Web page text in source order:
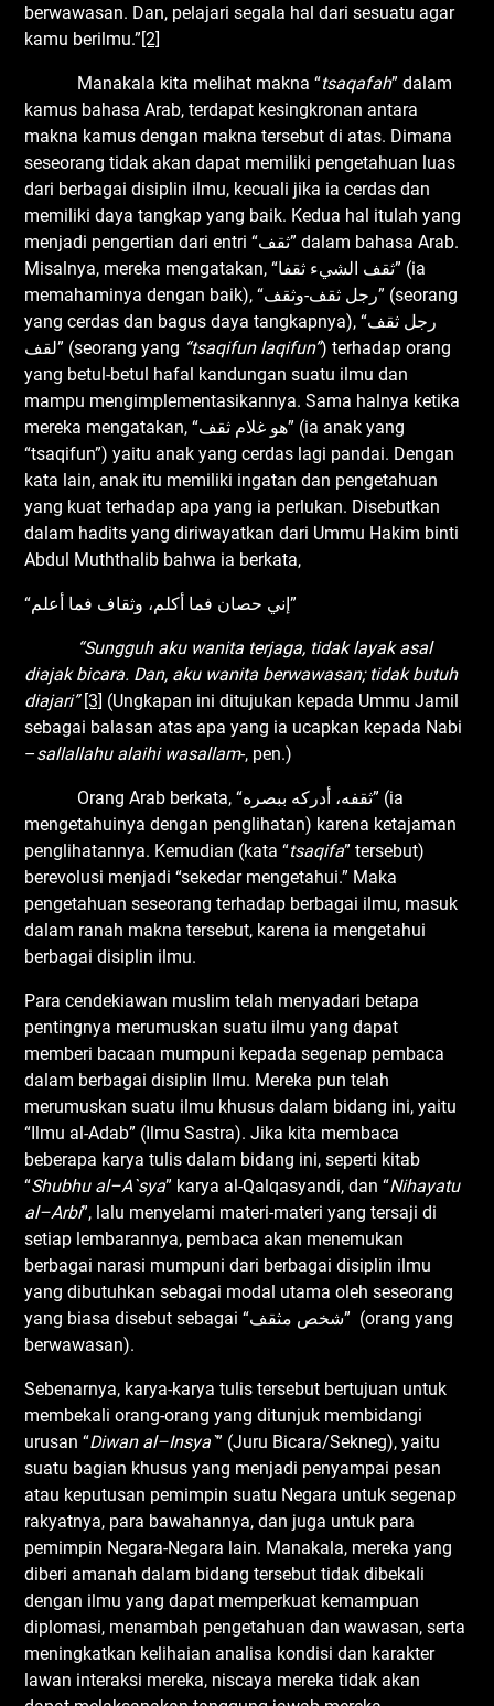
berwawasan. Dan, pelajari segala hal dari sesuatu agar
kamu berilmu.”[2]
Manakala kita melihat makna “tsaqafah” dalam
kamus bahasa Arab, terdapat kesingkronan antara
makna kamus dengan makna tersebut di atas. Dimana
seseorang tidak akan dapat memiliki pengetahuan luas
dari berbagai disiplin ilmu, kecuali jika ia cerdas dan
memiliki daya tangkap yang baik. Kedua hal itulah yang
menjadi pengertian dari entri “ثقف” dalam bahasa Arab.
Misalnya, mereka mengatakan, “ثقف الشيء ثقفا” (ia
memahaminya dengan baik), “رجل ثقف-وثقف” (seorang
yang cerdas dan bagus daya tangkapnya), “رجل ثقف
لقف” (seorang yang “tsaqifun laqifun”) terhadap orang
yang betul-betul hafal kandungan suatu ilmu dan
mampu mengimplementasikannya. Sama halnya ketika
mereka mengatakan, “هو غلام ثقف” (ia anak yang
“tsaqifun”) yaitu anak yang cerdas lagi pandai. Dengan
kata lain, anak itu memiliki ingatan dan pengetahuan
yang kuat terhadap apa yang ia perlukan. Disebutkan
dalam hadits yang diriwayatkan dari Ummu Hakim binti
Abdul Muththalib bahwa ia berkata,
“إني حصان فما أكلم، وثقاف فما أعلم”
“Sungguh aku wanita terjaga, tidak layak asal
diajak bicara. Dan, aku wanita berwawasan;tidak butuh
diajari” [3] (Ungkapan ini ditujukan kepada Ummu Jamil
sebagai balasan atas apa yang ia ucapkan kepada Nabi
–sallallahu alaihi wasallam-, pen.)
Orang Arab berkata, “ثقفه، أدركه ببصره” (ia
mengetahuinya dengan penglihatan) karena ketajaman
penglihatannya. Kemudian (kata “tsaqifa” tersebut)
berevolusi menjadi “sekedar mengetahui.” Maka
pengetahuan seseorang terhadap berbagai ilmu, masuk
dalam ranah makna tersebut, karena ia mengetahui
berbagai disiplin ilmu.
Para cendekiawan muslim telah menyadari betapa
pentingnya merumuskan suatu ilmu yang dapat
memberi bacaan mumpuni kepada segenap pembaca
dalam berbagai disiplin Ilmu. Mereka pun telah
merumuskan suatu ilmu khusus dalam bidang ini, yaitu
“Ilmu al-Adab” (Ilmu Sastra). Jika kita membaca
beberapa karya tulis dalam bidang ini, seperti kitab
“Shubhu al–A`sya” karya al-Qalqasyandi, dan “Nihayatu
al–Arbi”, lalu menyelami materi-materi yang tersaji di
setiap lembarannya, pembaca akan menemukan
berbagai narasi mumpuni dari berbagai disiplin ilmu
yang dibutuhkan sebagai modal utama oleh seseorang
yang biasa disebut sebagai “شخص مثقف” (orang yang
berwawasan).
Sebenarnya, karya-karya tulis tersebut bertujuan untuk
membekali orang-orang yang ditunjuk membidangi
urusan “Diwan al–Insya`” (Juru Bicara/Sekneg), yaitu
suatu bagian khusus yang menjadi penyampai pesan
atau keputusan pemimpin suatu Negara untuk segenap
rakyatnya, para bawahannya, dan juga untuk para
pemimpin Negara-Negara lain. Manakala, mereka yang
diberi amanah dalam bidang tersebut tidak dibekali
dengan ilmu yang dapat memperkuat kemampuan
diplomasi, menambah pengetahuan dan wawasan, serta
meningkatkan kelihaian analisa kondisi dan karakter
lawan interaksi mereka, niscaya mereka tidak akan